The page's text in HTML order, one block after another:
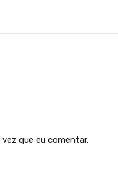
que eu comentar.